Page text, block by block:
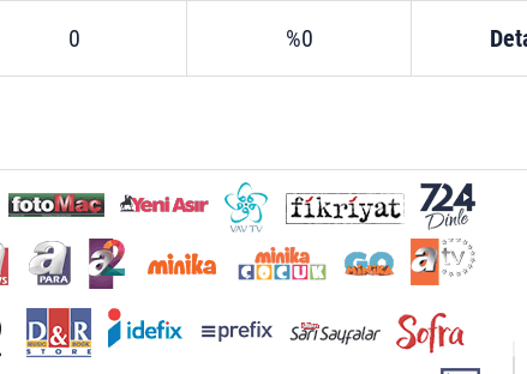
için lütfen
0 %0